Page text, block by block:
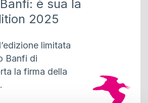
è sua la
2025
limitata
Banfi di
la firma della